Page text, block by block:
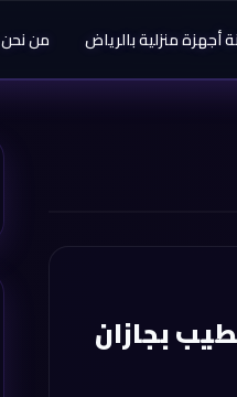
أجهزة منزلية بالرياض من نحن
بجازان